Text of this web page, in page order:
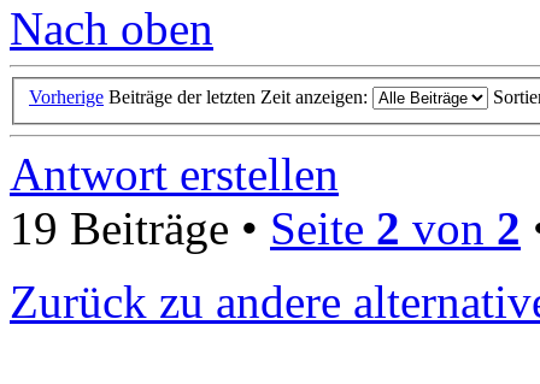
Nach oben
Vorherige Beiträge der letzten Zeit anzeigen:
Antwort erstellen
19 Beiträge • Seite 2 von 2
Zurück zu andere